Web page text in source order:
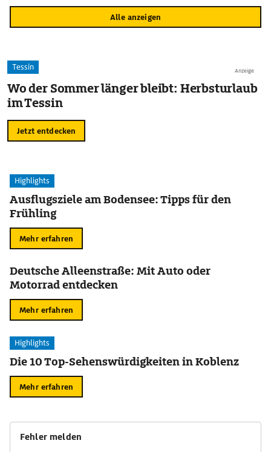
Alle anzeigen
Anzeige
Tessin
Wo der Sommer länger bleibt: Herbsturlaub
im Tessin
Jetzt entdecken
Highlights
Ausflugsziele am Bodensee: Tipps für den
Frühling
Mehr erfahren
Deutsche Alleenstraße: Mit Auto oder
Motorrad entdecken
Mehr erfahren
Highlights
Die 10 Top-Sehenswürdigkeiten in Koblenz
Mehr erfahren
Fehler melden